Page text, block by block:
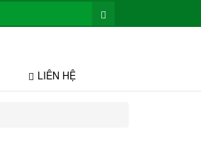
LIÊN HỆ